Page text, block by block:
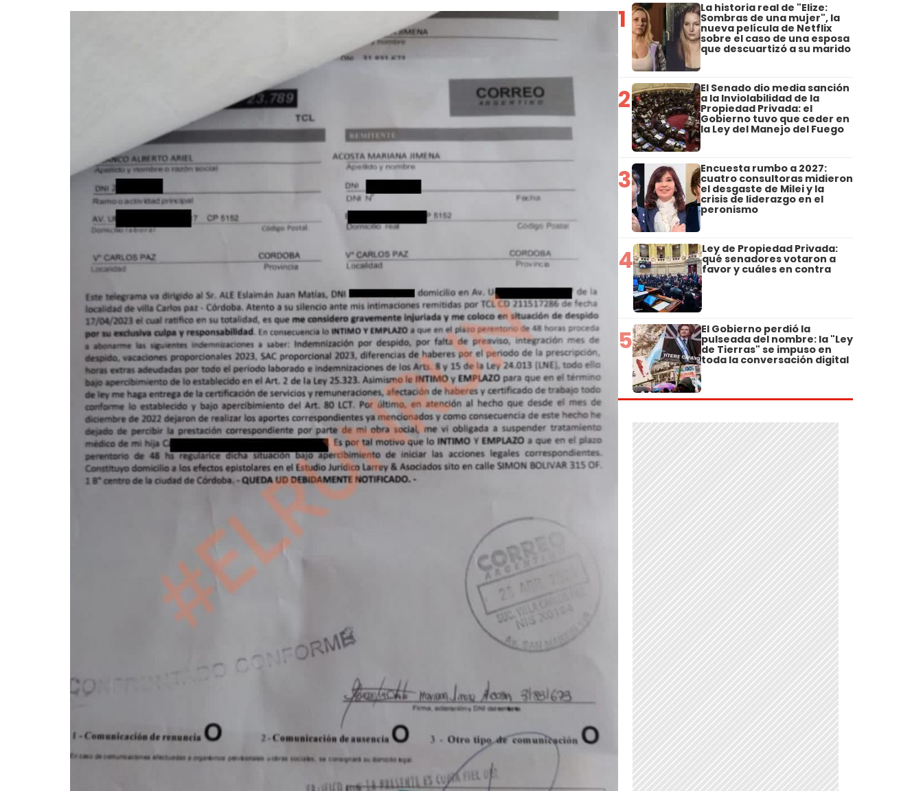
1 La historia real de "Elize:
Sombras de una mujer", la
nueva película de Netflix
sobre el caso de una esposa
que descuartizó a su marido
2 El Senado dio media sanción
a la Inviolabilidad de la
Propiedad Privada: el
Gobierno tuvo que ceder en
la Ley del Manejo del Fuego
3 Encuesta rumbo a 2027:
cuatro consultoras midieron
el desgaste de Milei y la
crisis de liderazgo en el
peronismo
4 Ley de Propiedad Privada:
qué senadores votaron a
favor y cuáles en contra
5 El Gobierno perdió la
pulseada del nombre: la "Ley
de Tierras" se impuso en
toda la conversación digital